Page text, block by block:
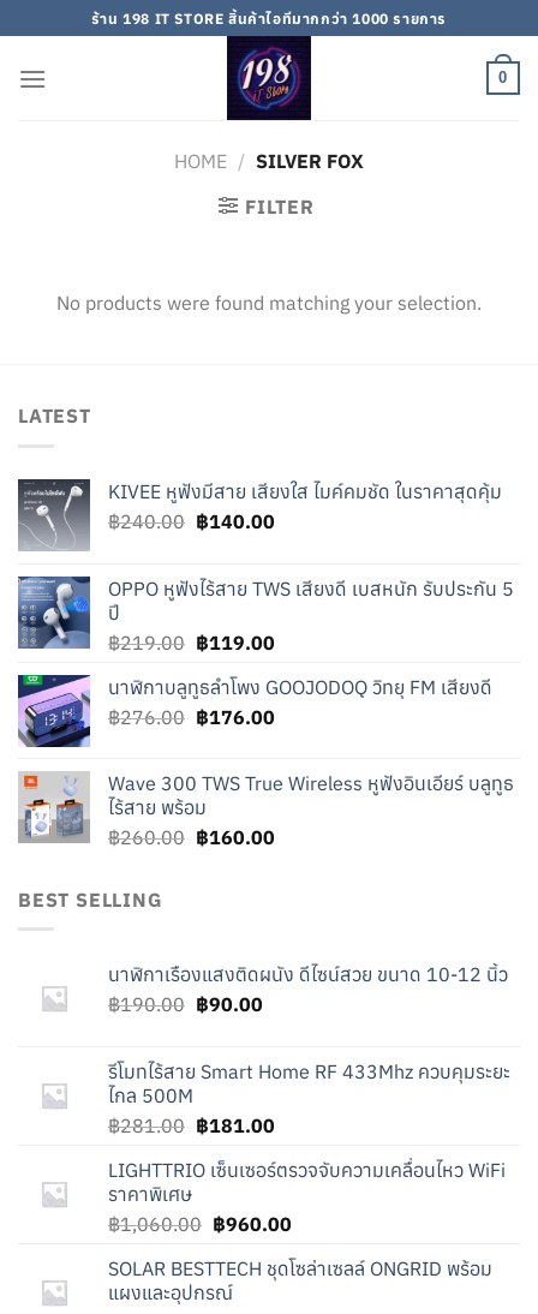
to
content
ร้าน 198 IT STORE สิ้นค้าไอทีมากกว่า 1000 รายการ
0
HOME / SILVER FOX
FILTER
No products were found matching your selection.
LATEST
KIVEE หูฟังมีสาย เสียงใส ไมค์คมชัด ในราคาสุดคุ้ม
฿240.00 Original
฿240.00.
฿140.00Current
฿140.00.
OPPO หูฟังไร้สาย TWS เสียงดี เบสหนัก รับประกัน 5
ปี
฿219.00 Original
was:
฿219.00.
฿119.00Current
is:
฿119.00.
นาฬิกาบลูทูธลำโพง GOOJODOQ วิทยุ FM เสียงดี
฿276.00 Original
฿276.00.
฿176.00Current
฿176.00.
Wave 300 TWS True Wireless หูฟังอินเอียร์ บลูทูธ
ไร้สาย พร้อม
฿260.00 Original
฿160.00Current
BEST SELLING
นาฬิกาเรืองแสงติดผนัง ดีไซน์สวย ขนาด 10-12 นิ้ว
฿190.00 Original
฿190.00.
฿90.00Current
฿90.00.
รีโมทไร้สาย Smart Home RF 433Mhz ควบคุมระยะ
ไกล 500M
฿281.00 Original
was:
฿181.00Current
is:
LIGHTTRIO เซ็นเซอร์ตรวจจับความเคลื่อนไหว WiFi
ราคาพิเศษ
฿1,060.00 Original
was:
฿1,060.00.
฿960.00Current
is:
SOLAR BESTTECH ชุดโซล่าเซลล์ ONGRID พร้อม
แผงและอุปกรณ์